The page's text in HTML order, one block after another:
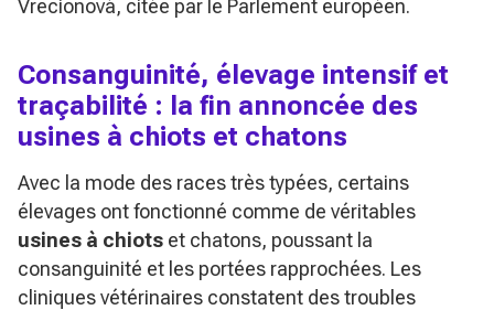
Vrecionová, citée par le Parlement européen.
Consanguinité, élevage intensif et
traçabilité : la fin annoncée des
usines à chiots et chatons
Avec la mode des races très typées, certains
élevages ont fonctionné comme de véritables
usines à chiots et chatons, poussant la
consanguinité et les portées rapprochées. Les
cliniques vétérinaires constatent des troubles